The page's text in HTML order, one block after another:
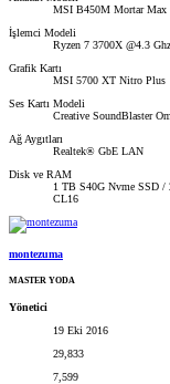
MSI B450M Mortar Max
İşlemci Modeli
Ryzen 7 3700X @4.3 Ghz
Grafik Kartı
MSI 5700 XT Nitro Plus
Ses Kartı Modeli
Creative SoundBlaster
Ağ Aygıtları
Realtek® GbE LAN
Disk ve RAM
1 TB S40G Nvme SSD
CL16
montezuma
MASTER YODA
Yönetici
19 Eki 2016
29,833
7,599